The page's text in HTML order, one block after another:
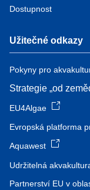
Dostupnost
Užitečné odkazy
Pokyny pro
Strategie „od
EU4Algae
Evropská platforma
Aquawest
Udržitelná
Partnerství EU v